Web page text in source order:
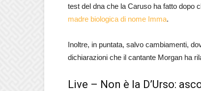
test del dna che la Caruso ha fatto dopo
madre biologica di nome Imma.
Inoltre, in puntata, salvo cambiamenti,
dichiarazioni che il cantante Morgan ha
Live – Non è la D’Urso: